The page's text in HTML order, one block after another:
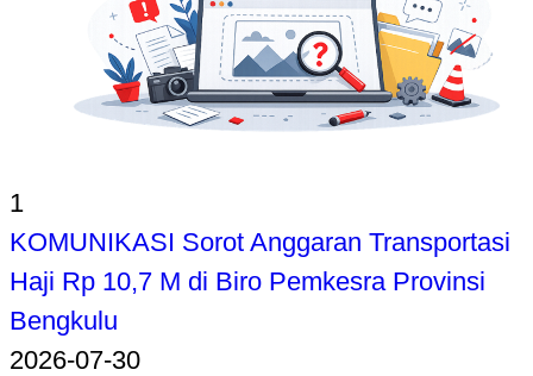
1
KOMUNIKASI Sorot Anggaran Transportasi
Haji Rp 10,7 M di Biro Pemkesra Provinsi
Bengkulu
2026-07-30